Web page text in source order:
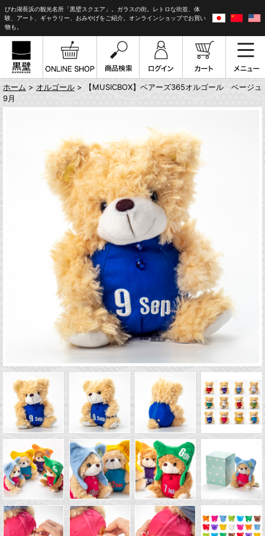
びわ湖長浜の観光名所「黒壁スクエア」。ガラスの街。レトロな街並、体
験、アート、ギャラリー、おみやげをご紹介。オンラインショップでお買い
物も。
ホーム > オルゴール > 【MUSICBOX】ベアーズ365オルゴール ベージュ
9月